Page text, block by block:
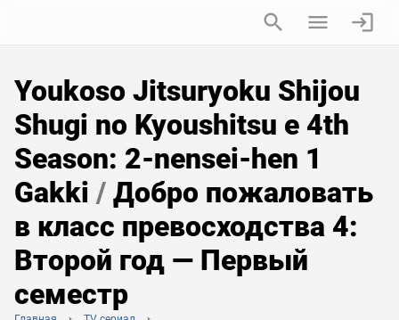
Youkoso Jitsuryoku Shijou
Shugi no Kyoushitsu e 4th
Season: 2-nensei-hen 1
Gakki / Добро пожаловать
в класс превосходства 4:
Второй год — Первый
семестр